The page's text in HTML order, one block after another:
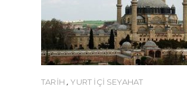
YURT İÇİ SEYAHAT